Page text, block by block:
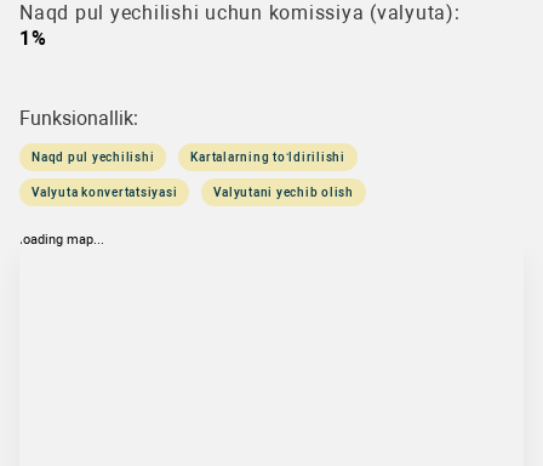
Naqd pul yechilishi uchun komissiya (valyuta):
1%
Funksionallik:
Naqd pul yechilishi Kartalarning to‘ldirilishi
Valyuta konvertatsiyasi Valyutani yechib olish
loading map...